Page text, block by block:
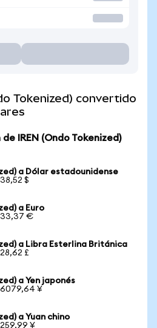
Tokenized) convertido
IREN (Ondo Tokenized)
a Dólar estadounidense
$
a Euro
33,37 €
a Libra Esterlina Británica
£
a Yen japonés
6079,64 ¥
a Yuan chino
¥